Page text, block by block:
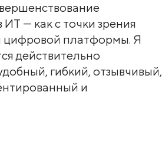
ИТ — как с точки зрения
цифровой платформы. Я
действительно
гибкий, отзывчивый,
и